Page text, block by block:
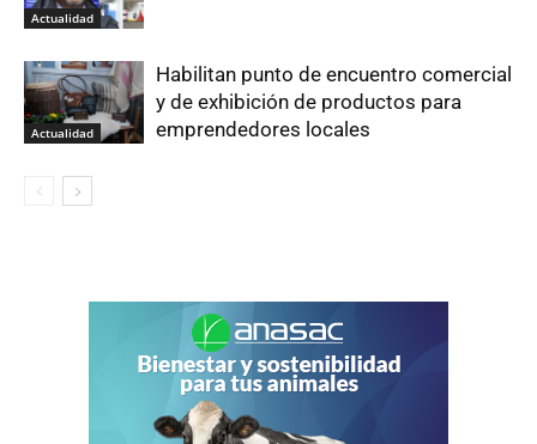
Actualidad
Actualidad
Habilitan punto de encuentro comercial
y de exhibición de productos para
emprendedores locales